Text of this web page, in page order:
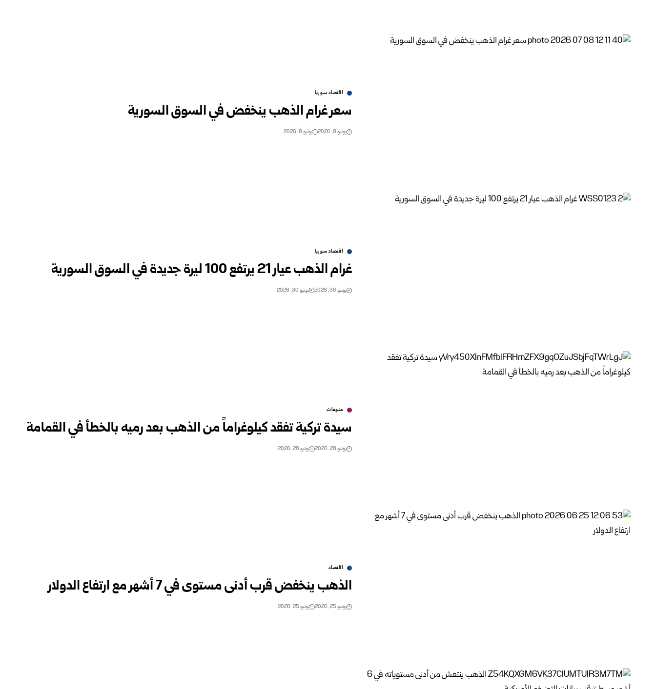
اقتصاد سوريا
سعر غرام الذهب ينخفض في السوق السورية
يوليو 8, 2026 يوليو 8, 2026
اقتصاد سوريا
غرام الذهب عيار 21 يرتفع 100 ليرة جديدة في السوق السورية‎
يونيو 30, 2026 يونيو 30, 2026
منوعات
سيدة تركية تفقد كيلوغراماً من الذهب بعد رميه بالخطأ في القمامة
يونيو 28, 2026 يونيو 28, 2026
اقتصاد
الذهب ينخفض قرب أدنى مستوى في 7 أشهر مع ارتفاع الدولار
يونيو 25, 2026 يونيو 25, 2026